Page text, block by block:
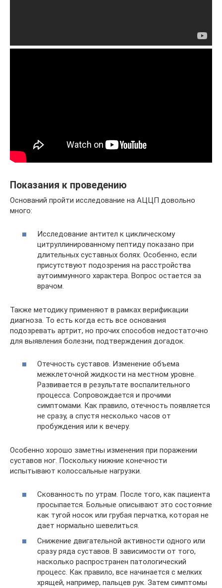
Показания к проведению
Оснований пройти исследование на АЦЦП довольно
много:
Исследование антител к циклическому
цитруллинированному пептиду показано при
длительных суставных болях. Особенно, если
присутствуют подозрения на расстройства
аутоиммунного характера. Вопрос остается за
врачом.
Также методику применяют в рамках верификации
диагноза. То есть когда есть все основания
подозревать артрит, но прочих способов недостаточно
для выявления болезни, подтверждения догадок.
Отечность суставов. Изменение объема
межклеточной жидкости на местном уровне.
Развивается в результате воспалительного
процесса. Сопровождается и прочими
симптомами. Как правило, отечность появляется
не сразу, а спустя несколько часов от
пробуждения или к вечеру.
Особенно хорошо заметны изменения при поражении
суставов ног. Поскольку нижние конечности
испытывают колоссальные нагрузки.
Скованность по утрам. После того, как пациента
просыпается. Больные описывают это состояние
как тугой носок или грубая перчатка, которая не
дает нормально шевелиться.
Снижение двигательной активности одного или
сразу ряда суставов. В зависимости от того,
насколько распространен патологический
процесс. Как правило, все начинается с мелких
хрящей, например, пальцев рук. Затем симптомы